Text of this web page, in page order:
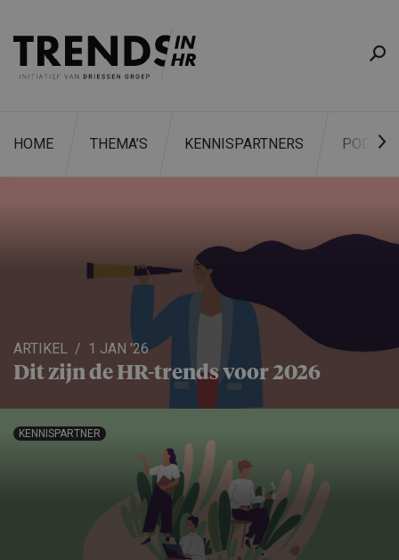
HOME THEMA’S KENNISPARTNERS
ARTIKEL 1 JAN '26
Dit zijn de HR-trends voor 2026
KENNISPARTNER